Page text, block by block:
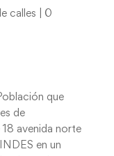
calles
0
que
de
avenida norte
en un